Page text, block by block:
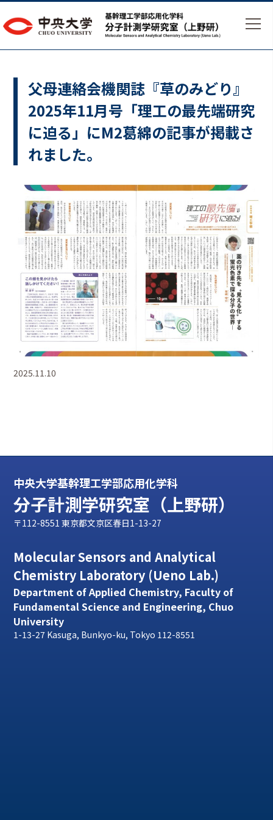
父母連絡会機関誌『草のみどり』
2025年11月号「理工の最先端研究
に迫る」にM2葛綿の記事が掲載さ
れました。
2025.11.10
中央大学基幹理工学部応用化学科
分子計測学研究室（上野研）
〒112-8551 東京都文京区春日1-13-27
Molecular Sensors and Analytical
Chemistry Laboratory (Ueno Lab.)
Department of Applied Chemistry, Faculty of
Fundamental Science and Engineering, Chuo
University
1-13-27 Kasuga, Bunkyo-ku, Tokyo 112-8551